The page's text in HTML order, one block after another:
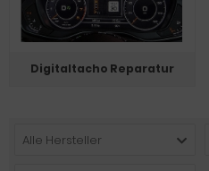
Digitaltacho Reparatur
Alle Hersteller